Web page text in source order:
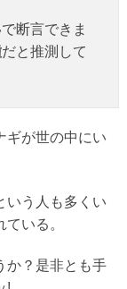
断言できま
だと推測して
ギが世の中にい
いう人も多くい
いる。
か？是非とも手